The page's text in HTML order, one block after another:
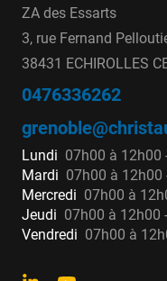
ZA des Essarts
3, rue Fernand
38431 ECHIROLLES
0476336262
Lundi 07h00 à 12h00
Mardi 07h00 à 12h00
Mercredi 07h00 à
Jeudi 07h00 à 12h00
Vendredi 07h00 à